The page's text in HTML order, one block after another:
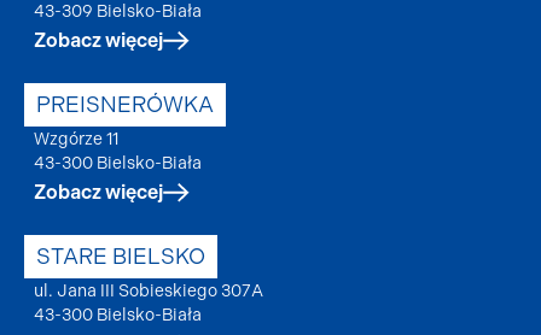
43-309 Bielsko-Biała
Zobacz więcej
PREISNERÓWKA
Wzgórze 11
43-300 Bielsko-Biała
Zobacz więcej
STARE BIELSKO
ul. Jana III Sobieskiego 307A
43-300 Bielsko-Biała